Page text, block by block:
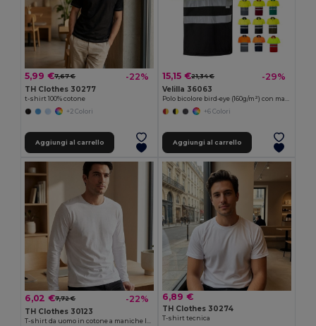
5,99 €7,67 € -22%
TH Clothes 30277
t-shirt 100% cotone
+2 Colori
Aggiungi al carrello
15,15 €21,34 € -29%
Velilla 36063
Polo bicolore bird-eye (160g/m²) con maniche corte, in poliestere (100%)
+6 Colori
Aggiungi al carrello
6,02 €7,72 € -22%
TH Clothes 30123
T-shirt da uomo in cotone a maniche lunghe
6,89 €
TH Clothes 30274
T-shirt tecnica